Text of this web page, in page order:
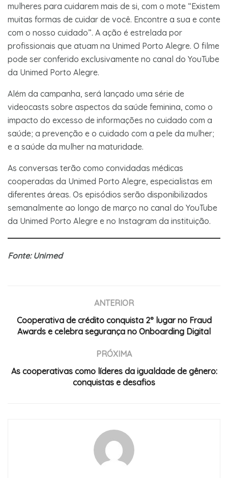
mulheres para cuidarem mais de si, com o mote “Existem
muitas formas de cuidar de você. Encontre a sua e conte
com o nosso cuidado”. A ação é estrelada por
profissionais que atuam na Unimed Porto Alegre. O filme
pode ser conferido exclusivamente no canal do YouTube
da Unimed Porto Alegre.
Além da campanha, será lançado uma série de
videocasts sobre aspectos da saúde feminina, como o
impacto do excesso de informações no cuidado com a
saúde; a prevenção e o cuidado com a pele da mulher;
e a saúde da mulher na maturidade.
As conversas terão como convidadas médicas
cooperadas da Unimed Porto Alegre, especialistas em
diferentes áreas. Os episódios serão disponibilizados
semanalmente ao longo de março no canal do YouTube
da Unimed Porto Alegre e no Instagram da instituição.
Fonte: Unimed
ANTERIOR
Cooperativa de crédito conquista 2° lugar no Fraud
Awards e celebra segurança no Onboarding Digital
PRÓXIMA
As cooperativas como líderes da igualdade de gênero:
conquistas e desafios